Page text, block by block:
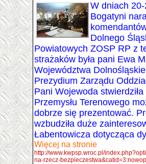
W dniach
Bogatyni
Dolnego
Powiatowych ZOSP RP z
strażaków była pani Ewa
Województwa
Prezydium Zarządu
Pani Wojewoda
Przemysłu Terenowego
dobrze się prezentować.
wzbudziła duże
Łabentowicza dotycząca
Więcej na stronie
http://www.kwpsp.wroc.pl/
na-rzecz-